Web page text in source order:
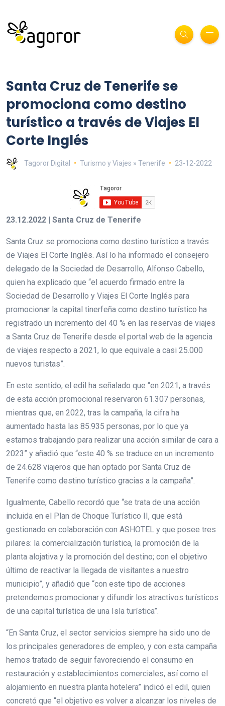
Santa Cruz de Tenerife se
promociona como destino
turístico a través de Viajes El
Corte Inglés
Tagoror Digital Turismo y Viajes » Tenerife 23-12-2022
23.12.2022 | Santa Cruz de Tenerife
Santa Cruz se promociona como destino turístico a través
de Viajes El Corte Inglés. Así lo ha informado el consejero
delegado de la Sociedad de Desarrollo, Alfonso Cabello,
quien ha explicado que “el acuerdo firmado entre la
Sociedad de Desarrollo y Viajes El Corte Inglés para
promocionar la capital tinerfeña como destino turístico ha
registrado un incremento del 40 % en las reservas de viajes
a Santa Cruz de Tenerife desde el portal web de la agencia
de viajes respecto a 2021, lo que equivale a casi 25.000
nuevos turistas”.
En este sentido, el edil ha señalado que “en 2021, a través
de esta acción promocional reservaron 61.307 personas,
mientras que, en 2022, tras la campaña, la cifra ha
aumentado hasta las 85.935 personas, por lo que ya
estamos trabajando para realizar una acción similar de cara a
2023” y añadió que “este 40 % se traduce en un incremento
de 24.628 viajeros que han optado por Santa Cruz de
Tenerife como destino turístico gracias a la campaña”.
Igualmente, Cabello recordó que “se trata de una acción
incluida en el Plan de Choque Turístico II, que está
gestionado en colaboración con ASHOTEL y que posee tres
pilares: la comercialización turística, la promoción de la
planta alojativa y la promoción del destino; con el objetivo
último de reactivar la llegada de visitantes a nuestro
municipio”, y añadió que “con este tipo de acciones
pretendemos promocionar y difundir los atractivos turísticos
de una capital turística de una Isla turística”.
“En Santa Cruz, el sector servicios siempre ha sido uno de
los principales generadores de empleo, y con esta campaña
hemos tratado de seguir favoreciendo el consumo en
restauración y establecimientos comerciales, así como el
alojamiento en nuestra planta hotelera” indicó el edil, quien
concretó que “el objetivo es volver a alcanzar los niveles de